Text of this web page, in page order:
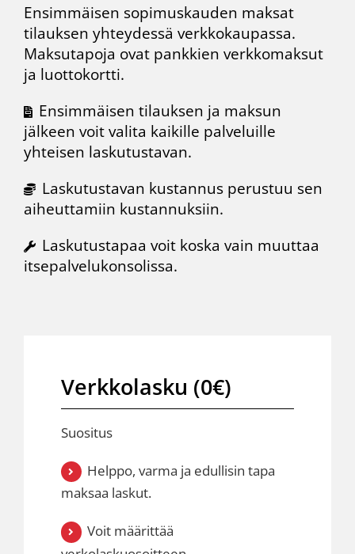
Ensimmäisen sopimuskauden maksat
tilauksen yhteydessä verkkokaupassa.
Maksutapoja ovat pankkien verkkomaksut
ja luottokortti.
Ensimmäisen tilauksen ja maksun
jälkeen voit valita kaikille palveluille
yhteisen laskutustavan.
Laskutustavan kustannus perustuu sen
aiheuttamiin kustannuksiin.
Laskutustapaa voit koska vain muuttaa
itsepalvelukonsolissa.
Verkkolasku (0€)
Suositus
Helppo, varma ja edullisin tapa
maksaa laskut.
Voit määrittää